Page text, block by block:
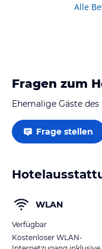
Alle
Fragen zum
Ehemalige Gäste
Frage stellen
WLAN
Verfügbar
Kostenloser WLAN-